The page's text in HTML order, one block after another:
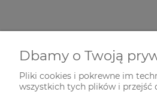
Dbamy o Twoją
Pliki cookies i pokrewne im
wszystkich tych plików i przejść